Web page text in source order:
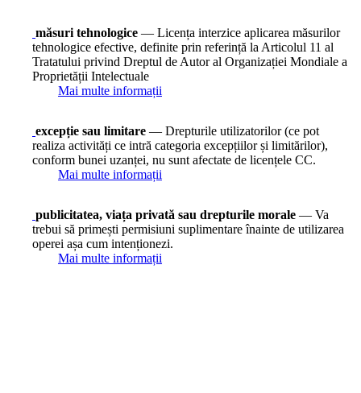
măsuri tehnologice — Licența interzice aplicarea măsurilor
tehnologice efective, definite prin referință la Articolul 11 al
Tratatului privind Dreptul de Autor al Organizației Mondiale a
Proprietății Intelectuale
Mai multe informații
excepție sau limitare — Drepturile utilizatorilor (ce pot
realiza activități ce intră categoria excepțiilor și limitărilor),
conform bunei uzanței, nu sunt afectate de licențele CC.
Mai multe informații
publicitatea, viața privată sau drepturile morale — Va
trebui să primești permisiuni suplimentare înainte de utilizarea
operei așa cum intenționezi.
Mai multe informații